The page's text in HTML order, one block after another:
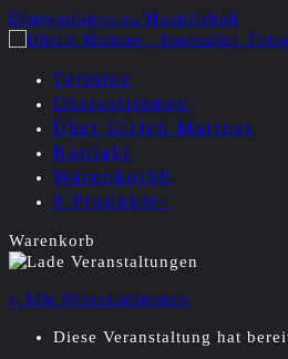
Überspringen zu Hauptinhalt
Termine
Gästestimmen
Über Ulrich Mattner
Kontakt
Warenkorb0
0 Produkte-
Warenkorb
« Alle Veranstaltungen
Diese Veranstaltung hat